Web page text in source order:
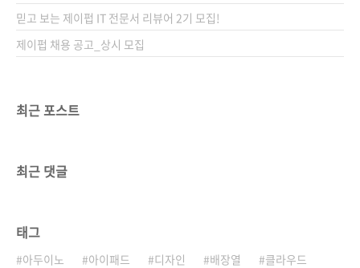
믿고 보는 제이펍 IT 전문서 리뷰어 2기 모집!
제이펍 채용 공고_상시 모집
최근 포스트
최근 댓글
태그
아두이노 아이패드 디자인 배장열
클라우드